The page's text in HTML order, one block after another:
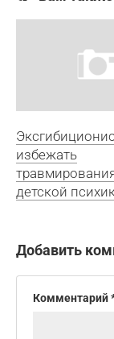
избежать
детской
Добавить
Комментарий